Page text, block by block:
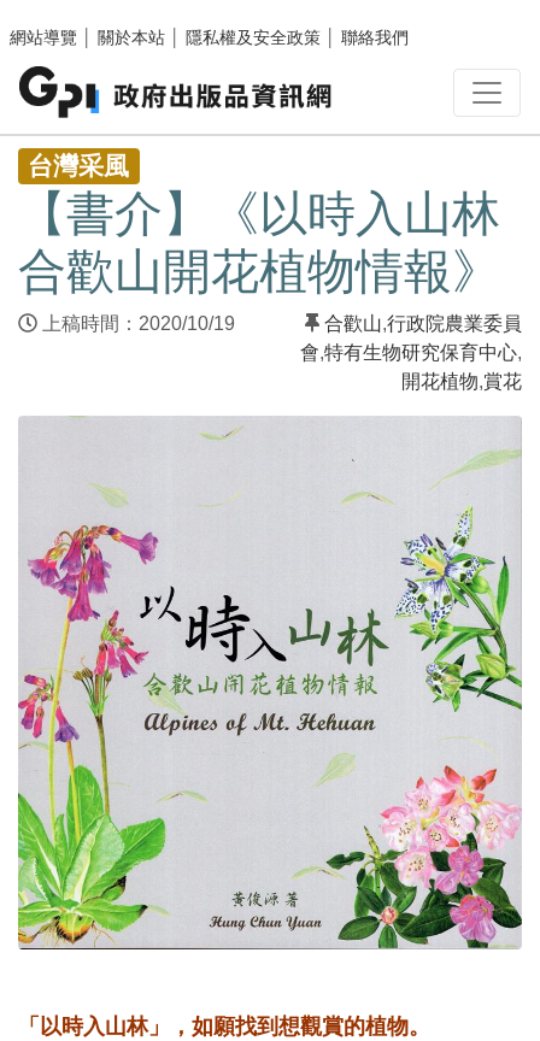
網站導覽
關於本站 隱私權及安全政策 聯絡我們
:::
台灣采風
【書介】《以時入山林
合歡山開花植物情報》
上稿時間：2020/10/19 合歡山,行政院農業委員
會,特有生物研究保育中心,
開花植物,賞花
「以時入山林」，如願找到想觀賞的植物。